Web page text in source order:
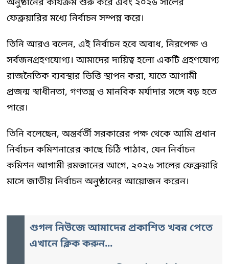
অনুষ্ঠানের কার্যক্রম শুরু করে এবং ২০২৬ সালের
ফেব্রুয়ারির মধ্যে নির্বাচন সম্পন্ন করে।
তিনি আরও বলেন, এই নির্বাচন হবে অবাধ, নিরপেক্ষ ও
সর্বজনগ্রহণযোগ্য। আমাদের দায়িত্ব হলো একটি গ্রহণযোগ্য
রাজনৈতিক ব্যবস্থার ভিত্তি স্থাপন করা, যাতে আগামী
প্রজন্ম স্বাধীনতা, গণতন্ত্র ও মানবিক মর্যাদার সঙ্গে বড় হতে
পারে।
তিনি বলেছেন, অন্তর্বর্তী সরকারের পক্ষ থেকে আমি প্রধান
নির্বাচন কমিশনারের কাছে চিঠি পাঠাব, যেন নির্বাচন
কমিশন আগামী রমজানের আগে, ২০২৬ সালের ফেব্রুয়ারি
মাসে জাতীয় নির্বাচন অনুষ্ঠানের আয়োজন করেন।
গুগল নিউজে আমাদের প্রকাশিত খবর পেতে
এখানে ক্লিক করুন...